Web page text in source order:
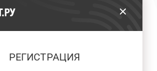
РЕГИСТРАЦИЯ